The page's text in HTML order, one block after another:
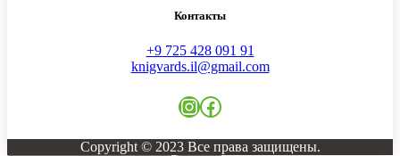
Контакты
+9 725 428 091 91
knigvards.il@gmail.com
Instagram
Facebook
Copyright © 2023 Все права защищены.